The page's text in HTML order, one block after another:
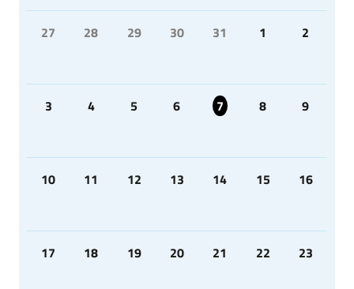
27 28 29 30 31 1 2
3 4 5 6 7 8 9
10 11 12 13 14 15 16
17 18 19 20 21 22 23